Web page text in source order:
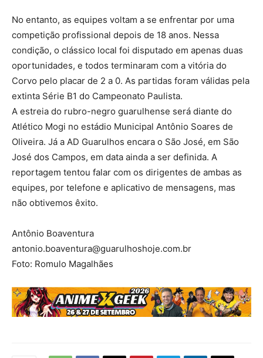
No entanto, as equipes voltam a se enfrentar por uma
competição profissional depois de 18 anos. Nessa
condição, o clássico local foi disputado em apenas duas
oportunidades, e todos terminaram com a vitória do
Corvo pelo placar de 2 a 0. As partidas foram válidas pela
extinta Série B1 do Campeonato Paulista.
A estreia do rubro-negro guarulhense será diante do
Atlético Mogi no estádio Municipal Antônio Soares de
Oliveira. Já a AD Guarulhos encara o São José, em São
José dos Campos, em data ainda a ser definida. A
reportagem tentou falar com os dirigentes de ambas as
equipes, por telefone e aplicativo de mensagens, mas
não obtivemos êxito.
Antônio Boaventura
antonio.boaventura@guarulhoshoje.com.br
Foto: Romulo Magalhães